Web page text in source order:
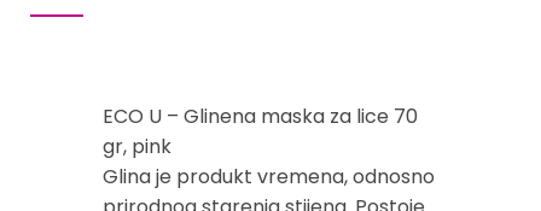
ECO U – Glinena maska za lice 70
gr, pink
Glina je produkt vremena, odnosno